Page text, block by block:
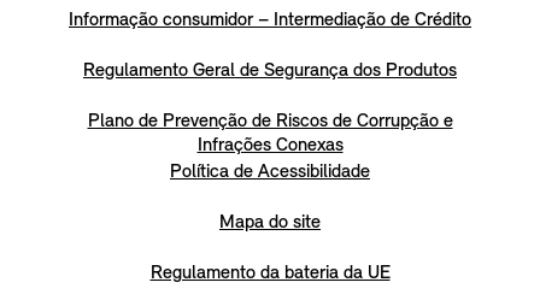
Informação consumidor – Intermediação de Crédito
Regulamento Geral de Segurança dos Produtos
Plano de Prevenção de Riscos de Corrupção e
Infrações Conexas
Política de Acessibilidade
Mapa do site
Regulamento da bateria da UE